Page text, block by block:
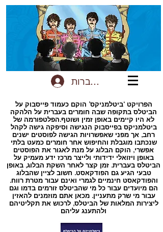
להתחברות
הפרויקט ‘ביטלמניקס’ הוקם כעמוד פייסבוק על
הביטלס בתקופה שבה חומרים בעברית על הלהקה
לא היו קיימים באופן זמין ושוטף.הפלטפורמה של
ביטלמניקס בפייסבוק הנגישה וסיפקה גישה לקהל
רחב, אך מפני שאפשרויות הגישה לפוסטים ישנים
שנכתבו מוגבלת והחיפוש אחר חומרים כמעט בלתי
אפשרי, הוקם הבלוג על מנת לאגור את הפוסטים
באופן ויזואלי ידידותי ולייצר מרכז ידע מעמיק על
הביטלס בעברית. זמן קצר לאחר השקת הבלוג, באופן
טבעי הגיע גם הפודקאסט. חשוב לציין שהבלוג
והפודקאסט חינמיים לגמרי ואינם עבור מטרת רווח.
הם מיועדים עבור כל מי שהביטלס זורמים בדמו וגם
עבור מי שרק מתעניין. מכאן אתם מוזמנים להאזין
ליצירות המלאות של הביטלס, לרכוש את תקליטיהם
ולהתענג עליהם